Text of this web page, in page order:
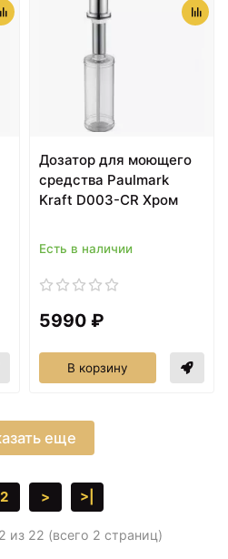
Дозатор для моющего
средства Paulmark
Kraft D003-CR Хром
Есть в наличии
5990 ₽
В корзину
еще
2 > >|
из 22 (всего 2 страниц)